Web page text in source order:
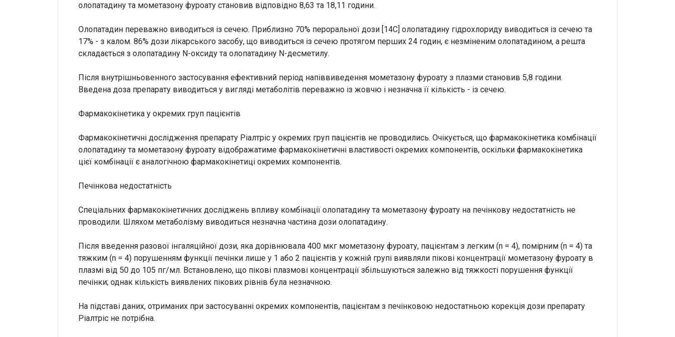
олопатадину та мометазону фуроату становив відповідно 8,63 та 18,11 години.
Олопатадин переважно виводиться із сечею. Приблизно 70% пероральної дози [14С] олопатадину гідрохлориду виводиться із сечею та
17% - з калом. 86% дози лікарського засобу, що виводиться із сечею протягом перших 24 годин, є незміненим олопатадином, а решта
складається з олопатадину N-оксиду та олопатадину N-десметилу.
Після внутрішньовенного застосування ефективний період напіввиведення мометазону фуроату з плазми становив 5,8 години.
Введена доза препарату виводиться у вигляді метаболітів переважно із жовчю і незначна її кількість - із сечею.
Фармакокінетика у окремих груп пацієнтів
Фармакокінетичні дослідження препарату Ріалтріс у окремих груп пацієнтів не проводились. Очікується, що фармакокінетика комбінації
олопатадину та мометазону фуроату відображатиме фармакокінетичні властивості окремих компонентів, оскільки фармакокінетика
цієї комбінації є аналогічною фармакокінетиці окремих компонентів.
Печінкова недостатність
Спеціальних фармакокінетичних досліджень впливу комбінації олопатадину та мометазону фуроату на печінкову недостатність не
проводили. Шляхом метаболізму виводиться незначна частина дози олопатадину.
Після введення разової інгаляційної дози, яка дорівнювала 400 мкг мометазону фуроату, пацієнтам з легким (n = 4), помірним (n = 4) та
тяжким (n = 4) порушенням функції печінки лише у 1 або 2 пацієнтів у кожній групі виявляли пікові концентрації мометазону фуроату в
плазмі від 50 до 105 пг/мл. Встановлено, що пікові плазмові концентрації збільшуються залежно від тяжкості порушення функції
печінки; однак кількість виявлених пікових рівнів була незначною.
На підставі даних, отриманих при застосуванні окремих компонентів, пацієнтам з печінковою недостатньою корекція дози препарату
Ріалтріс не потрібна.